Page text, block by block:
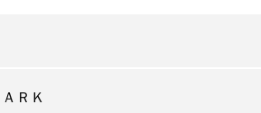
ＲＫ